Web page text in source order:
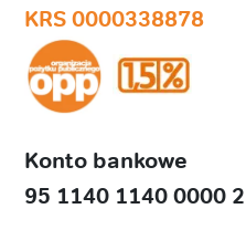
KRS 0000338878
Konto bankowe
95 1140 1140 0000